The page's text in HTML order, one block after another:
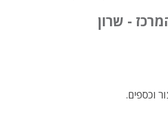
- שרון